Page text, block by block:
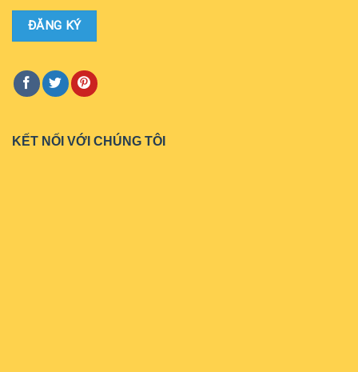
KẾT NỐI VỚI CHÚNG TÔI